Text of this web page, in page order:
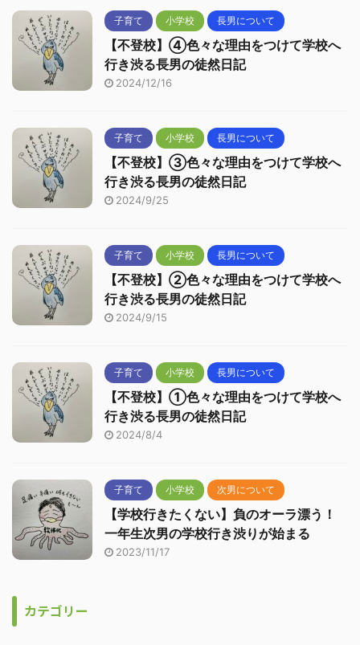
子育て 小学校 長男について
【不登校】④色々な理由をつけて学校へ
行き渋る長男の徒然日記
2024/12/16
子育て 小学校 長男について
【不登校】③色々な理由をつけて学校へ
行き渋る長男の徒然日記
2024/9/25
子育て 小学校 長男について
【不登校】②色々な理由をつけて学校へ
行き渋る長男の徒然日記
2024/9/15
子育て 小学校 長男について
【不登校】①色々な理由をつけて学校へ
行き渋る長男の徒然日記
2024/8/4
子育て 小学校 次男について
【学校行きたくない】負のオーラ漂う！
一年生次男の学校行き渋りが始まる
2023/11/17
カテゴリー